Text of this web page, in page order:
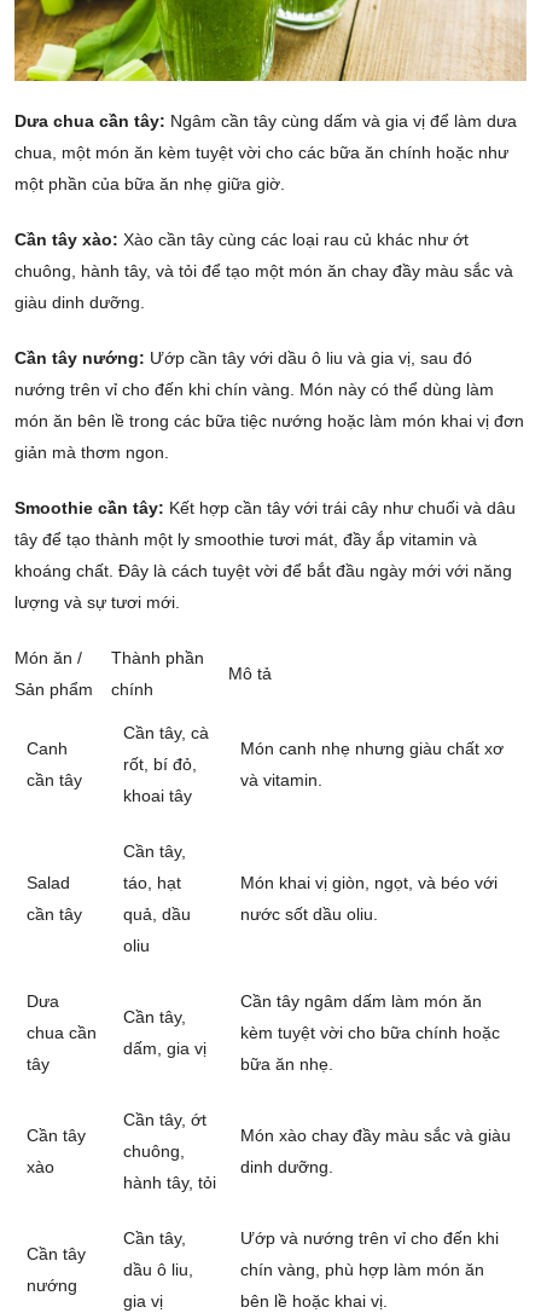
Dưa chua cần tây: Ngâm cần tây cùng dấm và gia vị để làm dưa
chua, một món ăn kèm tuyệt vời cho các bữa ăn chính hoặc như
một phần của bữa ăn nhẹ giữa giờ.
Cần tây xào: Xào cần tây cùng các loại rau củ khác như ớt
chuông, hành tây, và tỏi để tạo một món ăn chay đầy màu sắc và
giàu dinh dưỡng.
Cần tây nướng: Ướp cần tây với dầu ô liu và gia vị, sau đó
nướng trên vỉ cho đến khi chín vàng. Món này có thể dùng làm
món ăn bên lề trong các bữa tiệc nướng hoặc làm món khai vị đơn
giản mà thơm ngon.
Smoothie cần tây: Kết hợp cần tây với trái cây như chuối và dâu
tây để tạo thành một ly smoothie tươi mát, đầy ắp vitamin và
khoáng chất. Đây là cách tuyệt vời để bắt đầu ngày mới với năng
lượng và sự tươi mới.
Món ăn /
Sản phẩm
Thành phần
chính
Mô tả
Canh
cần tây
Cần tây, cà
rốt, bí đỏ,
khoai tây
Món canh nhẹ nhưng giàu chất xơ
và vitamin.
Salad
cần tây
Cần tây,
táo, hạt
quả, dầu
oliu
Món khai vị giòn, ngọt, và béo với
nước sốt dầu oliu.
Dưa
chua cần
tây
Cần tây,
dấm, gia vị
Cần tây ngâm dấm làm món ăn
kèm tuyệt vời cho bữa chính hoặc
bữa ăn nhẹ.
Cần tây
xào
Cần tây, ớt
chuông,
hành tây, tỏi
Món xào chay đầy màu sắc và giàu
dinh dưỡng.
Cần tây
nướng
Cần tây,
dầu ô liu,
gia vị
Ướp và nướng trên vỉ cho đến khi
chín vàng, phù hợp làm món ăn
bên lề hoặc khai vị.